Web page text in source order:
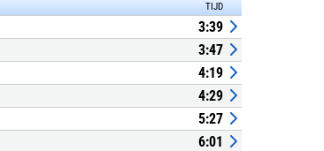
TIJD
3:39
3:47
4:19
4:29
5:27
6:01